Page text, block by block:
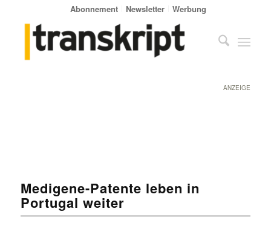
Abonnement Newsletter Werbung
ANZEIGE
Medigene-Patente leben in
Portugal weiter